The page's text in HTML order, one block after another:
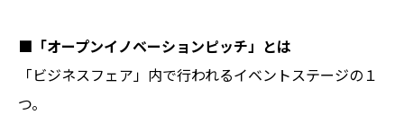
■「オープンイノベーションピッチ」とは
「ビジネスフェア」内で行われるイベントステージの１
つ。